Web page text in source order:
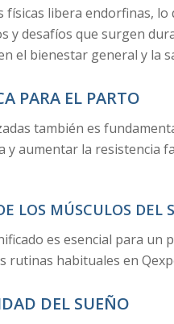
físicas libera endorfinas,
y desafíos que surgen
el bienestar general y la
PARA EL PARTO
también es
y aumentar la resistencia
LOS MÚSCULOS DEL
es esencial para un
rutinas habituales en
DEL SUEÑO